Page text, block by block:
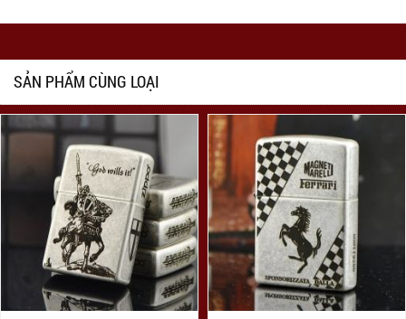
SẢN PHẨM CÙNG LOẠI